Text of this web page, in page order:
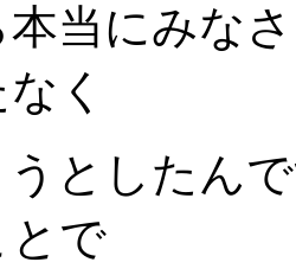
当にみな
く
うとしたん
とで